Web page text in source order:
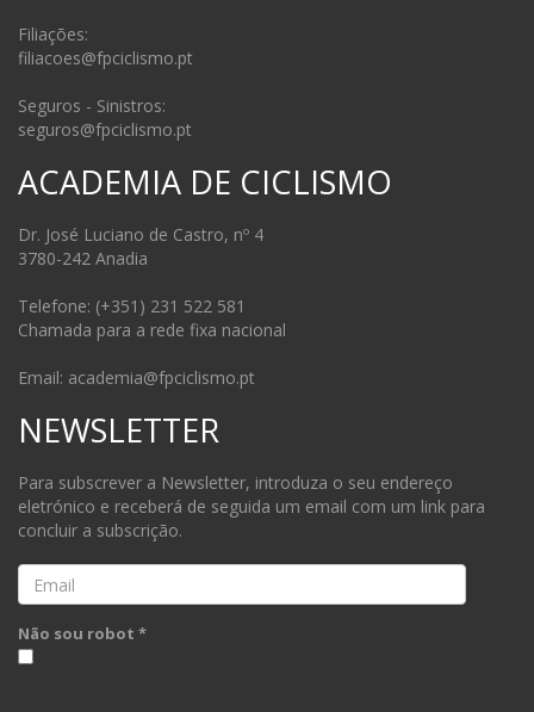
Filiações:
filiacoes@fpciclismo.pt
Seguros - Sinistros:
seguros@fpciclismo.pt
ACADEMIA DE CICLISMO
Dr. José Luciano de Castro, nº 4
3780-242 Anadia
Telefone: (+351) 231 522 581
Chamada para a rede fixa nacional
Email: academia@fpciclismo.pt
NEWSLETTER
Para subscrever a Newsletter, introduza o seu endereço
eletrónico e receberá de seguida um email com um link para
concluir a subscrição.
Email
Não sou robot *